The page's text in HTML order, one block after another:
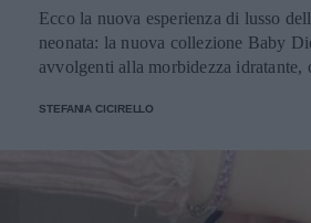
Ecco la nuova esperienza di lusso
neonata: la nuova collezione Baby
avvolgenti alla morbidezza idratante,
STEFANIA CICIRELLO